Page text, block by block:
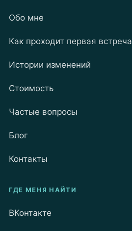
Обо мне
Как проходит первая встреча
Истории изменений
Стоимость
Частые вопросы
Блог
Контакты
ГДЕ МЕНЯ НАЙТИ
ВКонтакте